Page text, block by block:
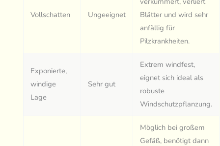
Vollschatten Ungeeignet
Blätter und wird sehr
anfällig für
Pilzkrankheiten.
Exponierte,
windige
Lage
Sehr gut
Extrem windfest,
eignet sich ideal als
robuste
Windschutzpflanzung.
Möglich bei großem
Gefäß, benötigt dann